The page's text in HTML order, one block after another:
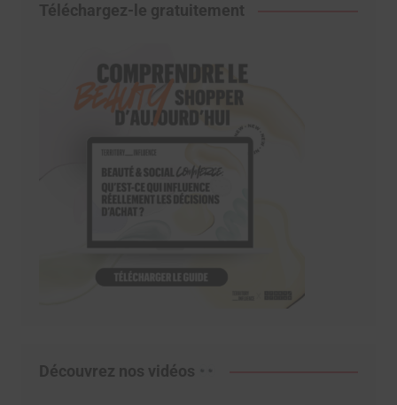
Téléchargez-le gratuitement
Découvrez nos vidéos